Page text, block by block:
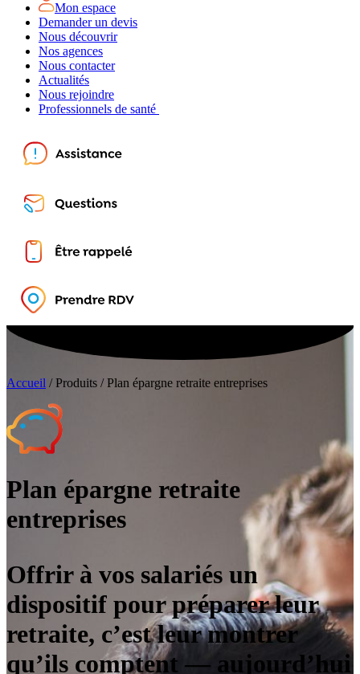
Mon espace
Demander un devis
Nous découvrir
Nos agences
Nous contacter
Actualités
Nous rejoindre
Professionnels de santé
Accueil /Produits /Plan épargne retraite entreprises
Plan épargne retraite
entreprises
Offrir à vos salariés un
dispositif pour préparer leur
retraite, c’est leur montrer
qu’ils comptent — aujourd’hui